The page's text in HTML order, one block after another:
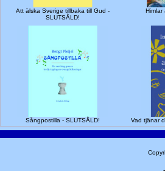
Att älska Sverige tillbaka till Gud -
SLUTSÅLD!
Himlar
Sångpostilla - SLUTSÅLD! Vad tjänar